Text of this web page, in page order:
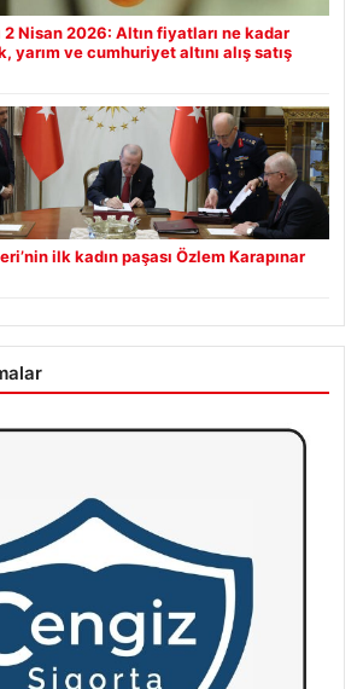
2 Nisan 2026: Altın fiyatları ne kadar
yarım ve cumhuriyet altını alış satış
ilk kadın paşası Özlem Karapınar